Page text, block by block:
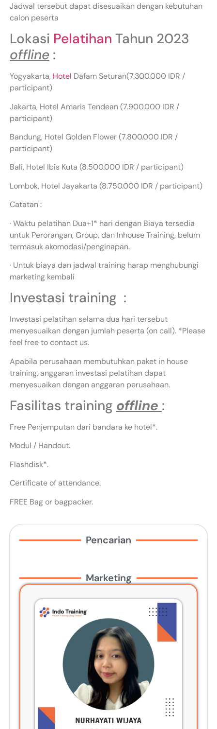
Jadwal tersebut dapat disesuaikan dengan kebutuhan
calon peserta
Lokasi Pelatihan Tahun 2023
offline :
Yogyakarta, Hotel Dafam Seturan(7.300.000 IDR /
participant)
Jakarta, Hotel Amaris Tendean (7.900.000 IDR /
participant)
Bandung, Hotel Golden Flower (7.800.000 IDR /
participant)
Bali, Hotel Ibis Kuta (8.500.000 IDR / participant)
Lombok, Hotel Jayakarta (8.750.000 IDR / participant)
Catatan :
· Waktu pelatihan Dua+1* hari dengan Biaya tersedia
untuk Perorangan, Group, dan Inhouse Training, belum
termasuk akomodasi/penginapan.
· Untuk biaya dan jadwal training harap menghubungi
marketing kembali
Investasi training :
Investasi pelatihan selama dua hari tersebut
menyesuaikan dengan jumlah peserta (on call). *Please
feel free to contact us.
Apabila perusahaan membutuhkan paket in house
training, anggaran investasi pelatihan dapat
menyesuaikan dengan anggaran perusahaan.
Fasilitas training offline :
Free Penjemputan dari bandara ke hotel*.
Modul / Handout.
Flashdisk*.
Certificate of attendance.
FREE Bag or bagpacker.
Pencarian
Marketing